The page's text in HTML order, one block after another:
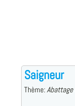
Saigneur
Thème: